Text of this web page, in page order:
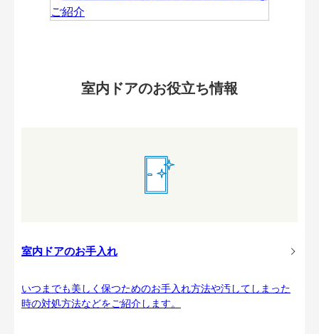
室内ドアのお役立ち情報
室内ドアのお手入れ
いつまでも美しく保つためのお手入れ方法や汚してしまった
時の対処方法などをご紹介します。